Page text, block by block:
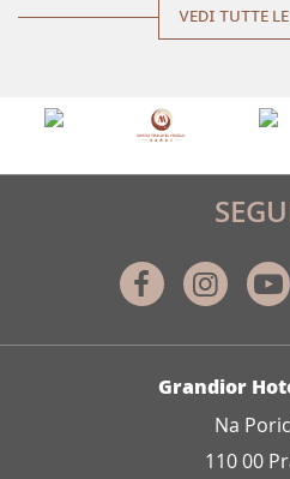
VEDI TUTTE
INDIRIZZOGrandior
Na
110 00
Facebook